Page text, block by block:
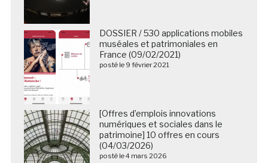
DOSSIER / 530 applications mobiles
muséales et patrimoniales en
France (09/02/2021)
posté le 9 février 2021
[Offres d’emplois innovations
numériques et sociales dans le
patrimoine] 10 offres en cours
(04/03/2026)
posté le 4 mars 2026